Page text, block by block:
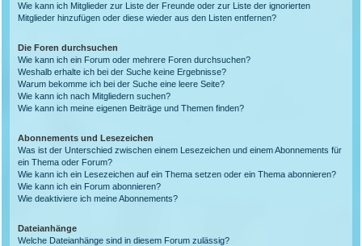
Wie kann ich Mitglieder zur Liste der Freunde oder zur Liste der ignorierten
Mitglieder hinzufügen oder diese wieder aus den Listen entfernen?
Die Foren durchsuchen
Wie kann ich ein Forum oder mehrere Foren durchsuchen?
Weshalb erhalte ich bei der Suche keine Ergebnisse?
Warum bekomme ich bei der Suche eine leere Seite?
Wie kann ich nach Mitgliedern suchen?
Wie kann ich meine eigenen Beiträge und Themen finden?
Abonnements und Lesezeichen
Was ist der Unterschied zwischen einem Lesezeichen und einem Abonnements für
ein Thema oder Forum?
Wie kann ich ein Lesezeichen auf ein Thema setzen oder ein Thema abonnieren?
Wie kann ich ein Forum abonnieren?
Wie deaktiviere ich meine Abonnements?
Dateianhänge
Welche Dateianhänge sind in diesem Forum zulässig?